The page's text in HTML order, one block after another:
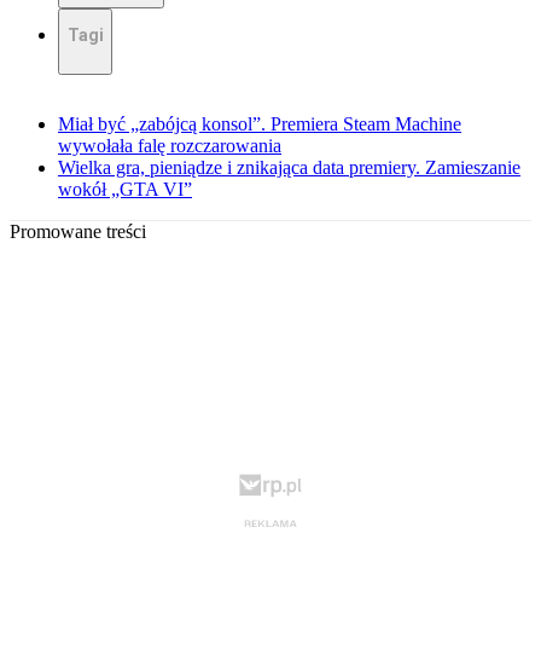
Tagi
Miał być „zabójcą konsol”. Premiera Steam Machine
wywołała falę rozczarowania
Wielka gra, pieniądze i znikająca data premiery. Zamieszanie
wokół „GTA VI”
Promowane treści